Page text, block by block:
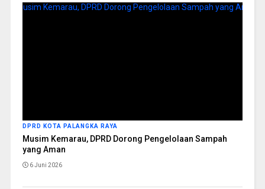
DPRD KOTA PALANGKA RAYA
Musim Kemarau, DPRD Dorong Pengelolaan Sampah
yang Aman
6 Juni 2026